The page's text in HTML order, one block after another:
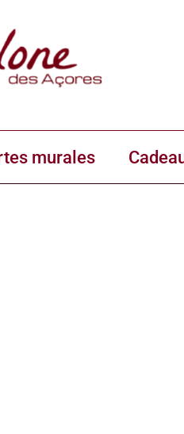
murales